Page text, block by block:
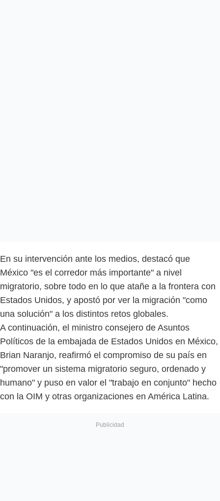
En su intervención ante los medios, destacó que
México "es el corredor más importante" a nivel
migratorio, sobre todo en lo que atañe a la frontera con
Estados Unidos, y apostó por ver la migración "como
una solución" a los distintos retos globales.
A continuación, el ministro consejero de Asuntos
Políticos de la embajada de Estados Unidos en México,
Brian Naranjo, reafirmó el compromiso de su país en
"promover un sistema migratorio seguro, ordenado y
humano" y puso en valor el "trabajo en conjunto" hecho
con la OIM y otras organizaciones en América Latina.